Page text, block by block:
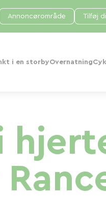
i en storbyOvernatning
Annoncørområde Tilføj